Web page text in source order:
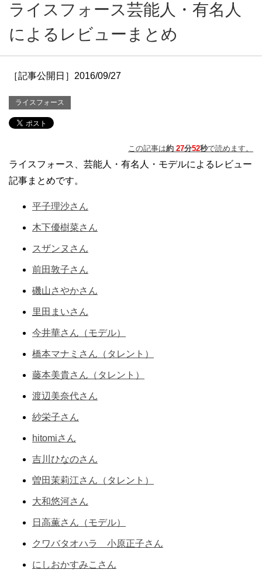
ライスフォース芸能人・有名人
によるレビューまとめ
［記事公開日］2016/09/27
ライスフォース
この記事は約 27分52秒で読めます。
ライスフォース、芸能人・有名人・モデルによるレビュー
記事まとめです。
平子理沙さん
木下優樹菜さん
スザンヌさん
前田敦子さん
磯山さやかさん
里田まいさん
今井華さん（モデル）
橋本マナミさん（タレント）
藤本美貴さん（タレント）
渡辺美奈代さん
紗栄子さん
hitomiさん
吉川ひなのさん
曽田茉莉江さん（タレント）
大和悠河さん
日高薫さん（モデル）
クワバタオハラ 小原正子さん
にしおかすみこさん